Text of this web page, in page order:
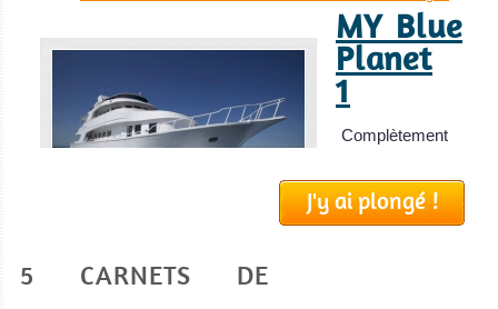
MY Blue
Planet
1
Complètement
le Blue Pla
MY Blue Planet 1
J'y ai plongé !
5 CARNETS DE